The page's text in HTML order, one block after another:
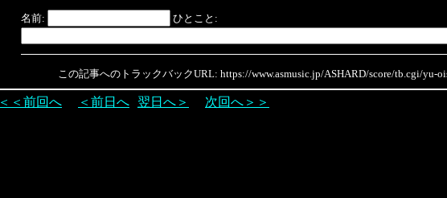
名前: ひとこと:
この記事へのトラックバックURL: https://www.asmusic.jp/ASHARD/score/tb.cgi/yu-
＜＜前回へ ＜前日へ 翌日へ＞ 次回へ＞＞